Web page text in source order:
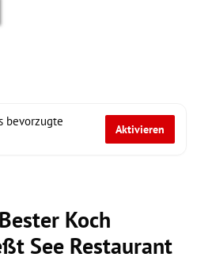
bevorzugte
Aktivieren
Koch
See Restaurant